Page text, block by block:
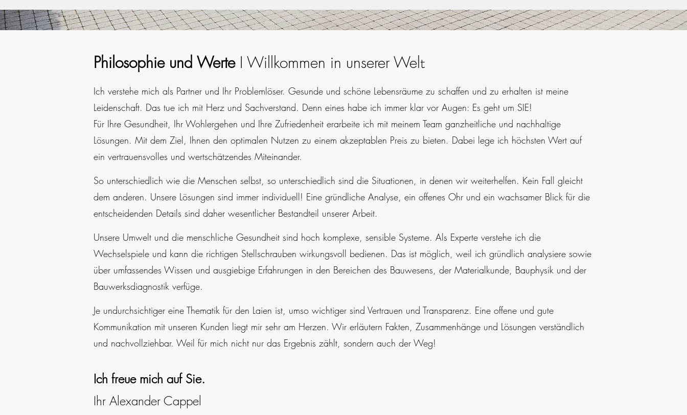
Philosophie und WerteI Willkommen in unserer Welt
Ich verstehe mich als Partner und Ihr Problemlöser. Gesunde und schöne Lebensräume zu schaffen und zu erhalten ist meine
Leidenschaft. Das tue ich mit Herz und Sachverstand. Denn eines habe ich immer klar vor Augen: Es geht um SIE!
Für Ihre Gesundheit, Ihr Wohlergehen und Ihre Zufriedenheit erarbeite ich mit meinem Team ganzheitliche und nachhaltige
Lösungen. Mit dem Ziel, Ihnen den optimalen Nutzen zu einem akzeptablen Preis zu bieten. Dabei lege ich höchsten Wert auf
ein vertrauensvolles und wertschätzendes Miteinander.
So unterschiedlich wie die Menschen selbst, so unterschiedlich sind die Situationen, in denen wir weiterhelfen. Kein Fall gleicht
dem anderen. Unsere Lösungen sind immer individuell! Eine gründliche Analyse, ein offenes Ohr und ein wachsamer Blick für die
entscheidenden Details sind daher wesentlicher Bestandteil unserer Arbeit.
Unsere Umwelt und die menschliche Gesundheit sind hoch komplexe, sensible Systeme. Als Experte verstehe ich die
Wechselspiele und kann die richtigen Stellschrauben wirkungsvoll bedienen. Das ist möglich, weil ich gründlich analysiere sowie
über umfassendes Wissen und ausgiebige Erfahrungen in den Bereichen des Bauwesens, der Materialkunde, Bauphysik und der
Bauwerksdiagnostik verfüge.
Je undurchsichtiger eine Thematik für den Laien ist, umso wichtiger sind Vertrauen und Transparenz. Eine offene und gute
Kommunikation mit unseren Kunden liegt mir sehr am Herzen. Wir erläutern Fakten, Zusammenhänge und Lösungen verständlich
und nachvollziehbar. Weil für mich nicht nur das Ergebnis zählt, sondern auch der Weg!
Ich freue mich auf Sie.
Ihr Alexander Cappel